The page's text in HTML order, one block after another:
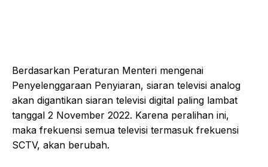
Berdasarkan Peraturan Menteri mengenai
Penyelenggaraan Penyiaran, siaran televisi analog
akan digantikan siaran televisi digital paling lambat
tanggal 2 November 2022. Karena peralihan ini,
maka frekuensi semua televisi termasuk frekuensi
SCTV, akan berubah.